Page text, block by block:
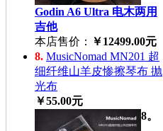
Godin A6 Ultra 电木两用
吉他
本店售价： ￥12499.00元
8. MusicNomad MN201 超
细纤维山羊皮惨擦琴布 抛
光布
￥55.00元
8。